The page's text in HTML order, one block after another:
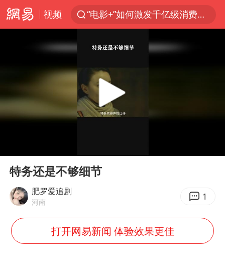
视频
“电影+”如何激发千亿级消费新活力？
秋天的第一杯奶茶到底有多火
U17国足三连胜晋级明日之星半决赛
胡彦斌获《歌手2026》歌王
Play
特务还是不够细节
肥罗爱追剧
河南 1
打开网易新闻 体验效果更佳